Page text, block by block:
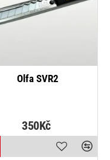
Olfa SVR2
350Kč